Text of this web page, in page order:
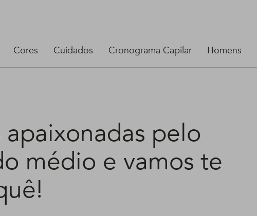
Cores Cuidados Cronograma Capilar Homens
pelo
médio e vamos te